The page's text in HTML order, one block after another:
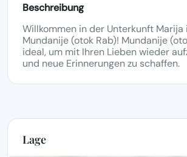
Beschreibung
Willkommen in der Unterkunft Marija
Mundanije (otok Rab)! Mundanije
ideal, um mit Ihren Lieben wieder
und neue Erinnerungen zu schaffen.
Lage